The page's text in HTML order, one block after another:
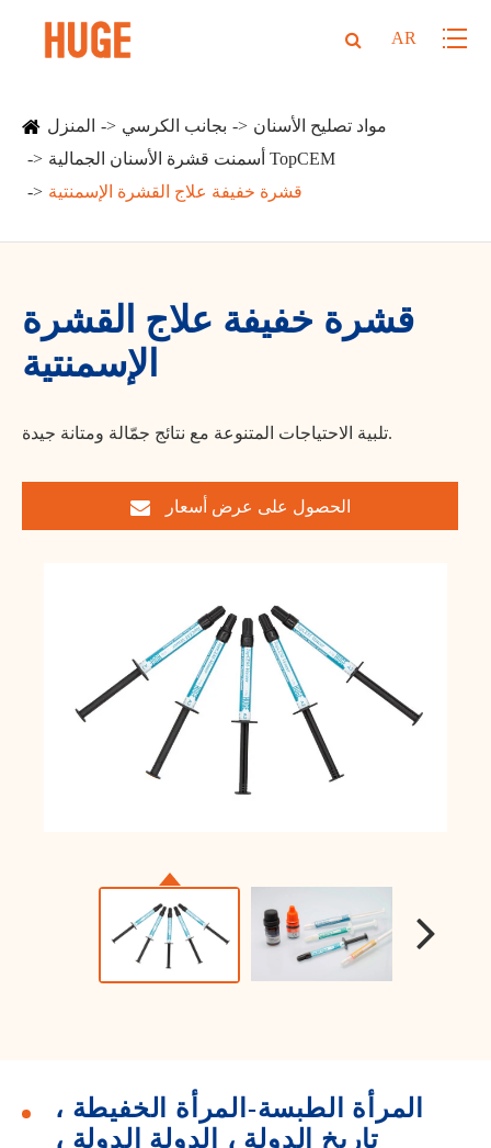
AR
المنزل بجانب الكرسي
مواد تصليح الأسنان
أسمنت قشرة الأسنان الجمالية TopCEM
قشرة خفيفة علاج القشرة الإسمنتية
قشرة خفيفة علاج القشرة
الإسمنتية
تلبية الاحتياجات المتنوعة مع نتائج جمّالة ومتانة جيدة.
الحصول على عرض أسعار
المرأة الطبسة-المرأة الخفيطة ،
تاريخ الدولة ، الدولة الدولة ،